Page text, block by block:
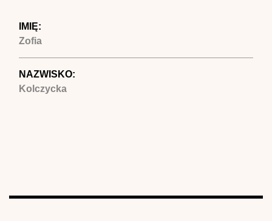
IMIĘ:
Zofia
NAZWISKO:
Kolczycka